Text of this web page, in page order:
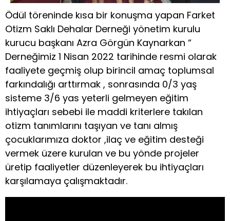
Ödül töreninde kısa bir konuşma yapan Farket
Otizm Saklı Dehalar Derneği yönetim kurulu
kurucu başkanı Azra Görgün Kaynarkan “
Derneğimiz 1 Nisan 2022 tarihinde resmi olarak
faaliyete geçmiş olup birincil amaç toplumsal
farkındalığı arttırmak , sonrasında 0/3 yaş
sisteme 3/6 yas yeterli gelmeyen eğitim
ihtiyaçları sebebi ile maddi kriterlere takılan
otizm tanımlarını taşıyan ve tanı almış
çocuklarımıza doktor ,ilaç ve eğitim desteği
vermek üzere kurulan ve bu yönde projeler
üretip faaliyetler düzenleyerek bu ihtiyaçları
karşılamaya çalışmaktadır.